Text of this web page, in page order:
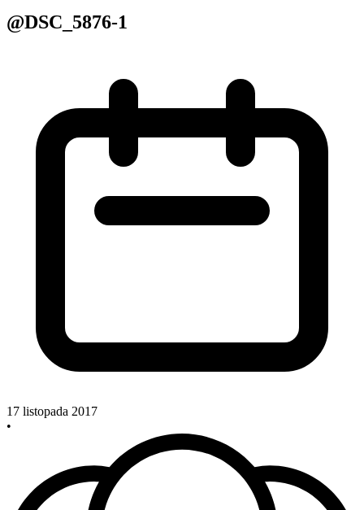
@DSC_5876-1
17 listopada 2017
•